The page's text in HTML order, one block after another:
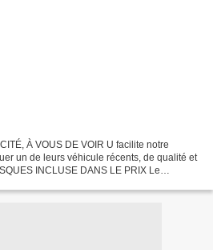
À VOUS DE VOIR U facilite notre
un de leurs véhicule récents, de qualité et
INCLUSE DANS LE PRIX Le